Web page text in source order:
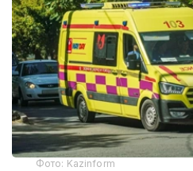
Фото: Kazinform